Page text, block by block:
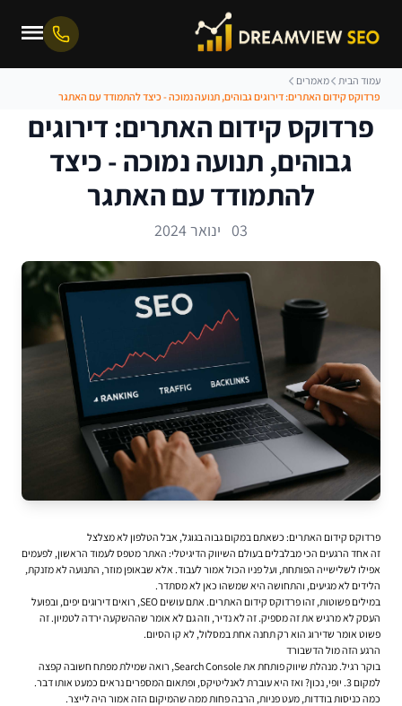
עמוד הבית
מאמרים
פרדוקס קידום האתרים: דירוגים גבוהים, תנועה נמוכה - כיצד להתמודד עם האתגר
פרדוקס קידום האתרים: דירוגים
גבוהים, תנועה נמוכה - כיצד
להתמודד עם האתגר
03 ינואר 2024
פרדוקס קידום האתרים: כשאתם במקום גבוה בגוגל, אבל הטלפון לא מצלצל
זה אחד הרגעים הכי מבלבלים בעולם השיווק הדיגיטלי: האתר מטפס לעמוד הראשון, לפעמים
אפילו לשלישייה הפותחת, ועל פניו הכול אמור לעבוד. אלא שבאופן מוזר, התנועה לא מזנקת,
הלידים לא מגיעים, והתחושה היא שמשהו כאן לא מסתדר.
במילים פשוטות, זהו פרדוקס קידום האתרים. אתם עושים SEO, רואים דירוגים יפים, ובפועל
העסק לא מרגיש את זה מספיק. זה לא נדיר, וזה גם לא אומר שההשקעה ירדה לטמיון. זה
פשוט אומר שדירוג הוא רק תחנה אחת במסלול, לא קו הסיום.
הרגע הזה מול הדשבורד
בוקר רגיל. מנהלת שיווק פותחת את Search Console, רואה שמילת מפתח חשובה קפצה
למקום 3. יופי, נכון? ואז היא עוברת לאנליטיקס, ופתאום המספרים נראים כמעט אותו דבר.
כמה כניסות בודדות, מעט פניות, הרבה פחות ממה שהמיקום הזה אמור היה לייצר.